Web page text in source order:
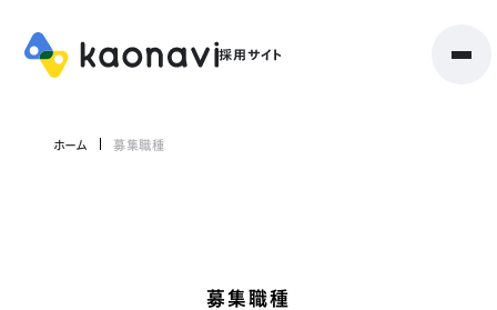
ホーム 募集職種
募集職種